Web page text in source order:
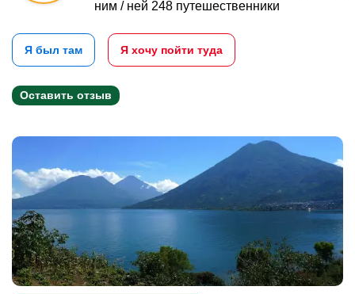
ним / ней 248 путешественники
Я был там Я хочу пойти туда
Оставить отзыв